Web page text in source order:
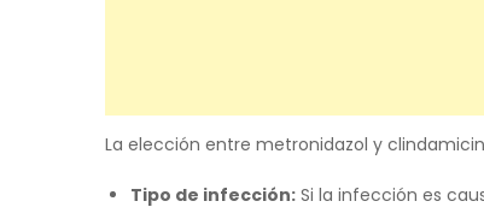
La elección entre metronidazol y
Tipo de infección: Si la infección es